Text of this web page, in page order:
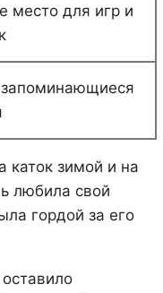
место для игр и
запоминающиеся
каток зимой и на
любила свой
гордой за его